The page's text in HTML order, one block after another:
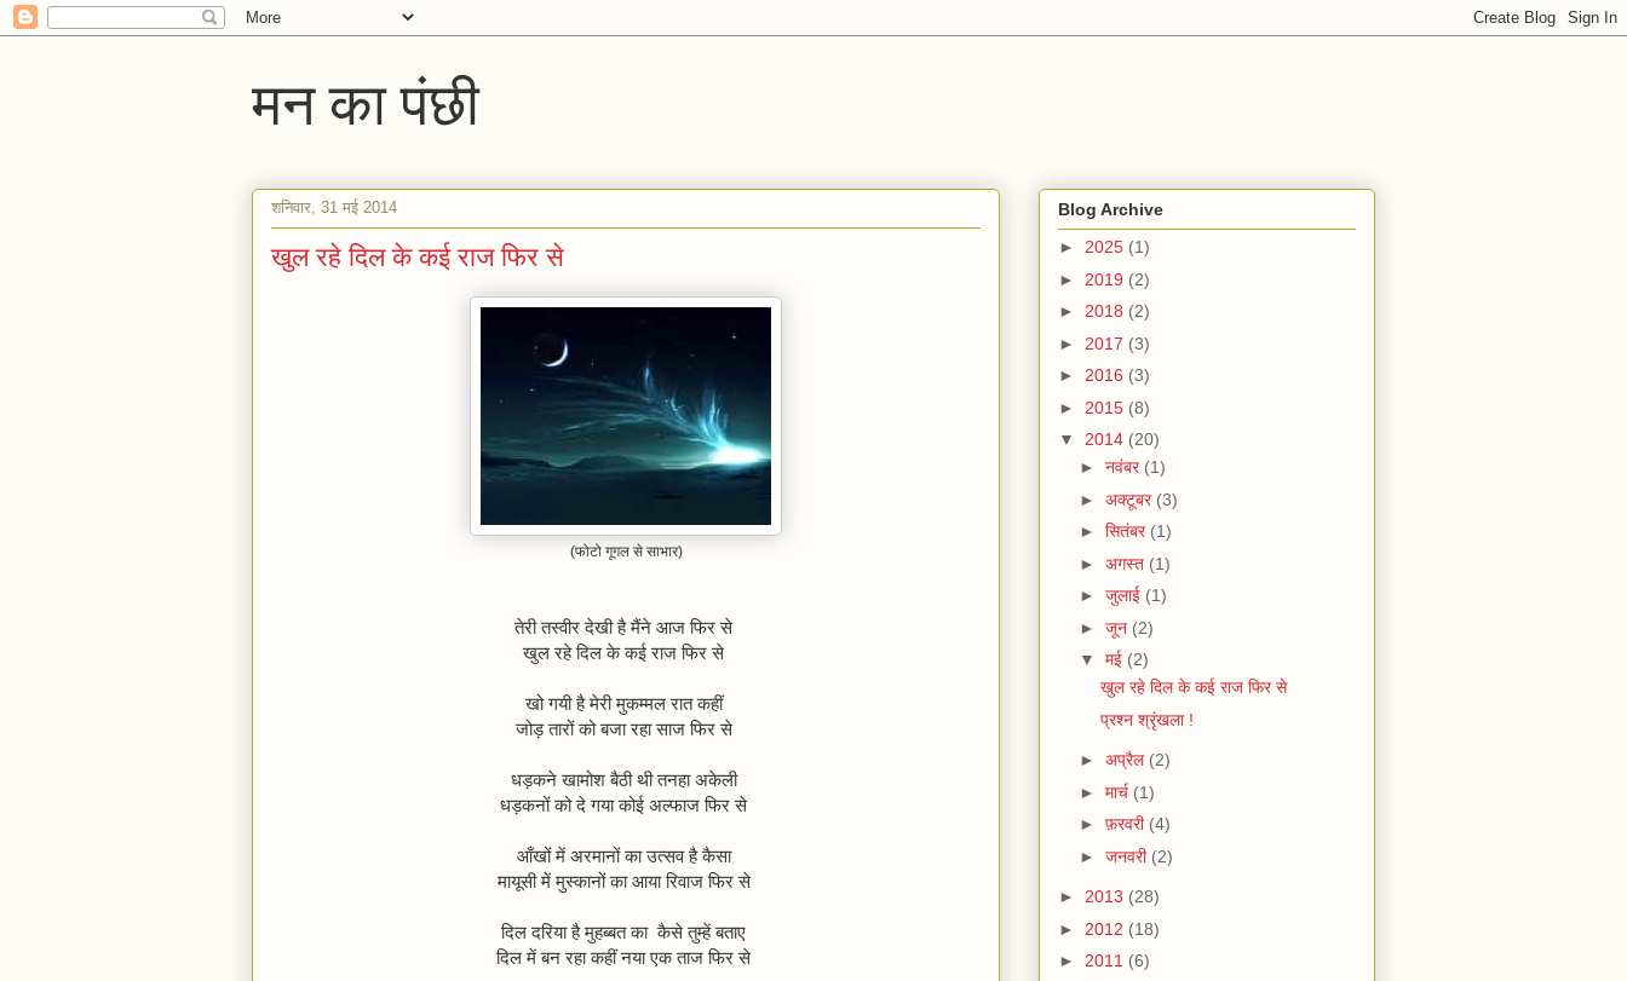
मन का पंछी
शनिवार, 31 मई 2014
खुल रहे दिल के कई राज फिर से
(फोटो गूगल से साभार)
तेरी तस्वीर देखी है मैंने आज फिर से
खुल रहे दिल के कई राज फिर से
खो गयी है मेरी मुकम्मल रात कहीं
जोड़ तारों को बजा रहा साज फिर से
धड़कने खामोश बैठी थी तनहा अकेली
धड़कनों को दे गया कोई अल्फाज फिर से
आँखों में अरमानों का उत्सव है कैसा
मायूसी में मुस्कानों का आया रिवाज फिर से
दिल दरिया है मुहब्बत का कैसे तुम्हें बताए
दिल में बन रहा कहीं नया एक ताज फिर से
Blog Archive
► 2025 (1)
► 2019 (2)
► 2018 (2)
► 2017 (3)
► 2016 (3)
► 2015 (8)
▼ 2014 (20)
► नवंबर (1)
► अक्टूबर (3)
► सितंबर (1)
► अगस्त (1)
► जुलाई (1)
► जून (2)
▼ मई (2)
खुल रहे दिल के कई राज फिर से
प्रश्न श्रृंखला !
► अप्रैल (2)
► मार्च (1)
► फ़रवरी (4)
► जनवरी (2)
► 2013 (28)
► 2012 (18)
► 2011 (6)